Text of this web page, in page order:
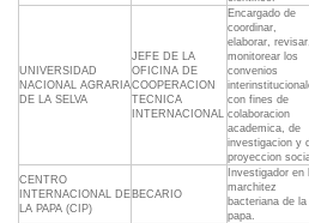
UNIVERSIDAD
NACIONAL AGRARIA
DE LA SELVA
JEFE DE LA
OFICINA DE
COOPERACION
TECNICA
INTERNACIONAL
Encargado de
coordinar,
elaborar, revisar,
monitorear los
convenios
con fines de
colaboracion
academica, de
investigacion y
proyeccion
CENTRO
INTERNACIONAL DE
LA PAPA (CIP)
BECARIO
Investigador en
marchitez
bacteriana de la
papa.